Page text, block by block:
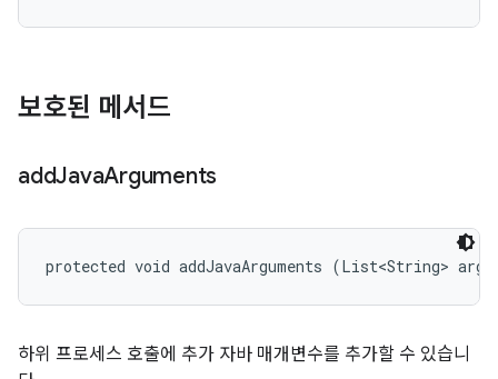
보호된 메서드
addJavaArguments
protected void addJavaArguments (List<String>
하위 프로세스 호출에 추가 자바 매개변수를 추가할 수 있습니